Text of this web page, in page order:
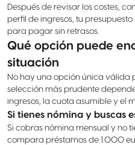
Después de revisar los costes,
perfil de ingresos, tu
para pagar sin retrasos.
Qué opción puede
situación
No hay una opción única válida
selección más prudente
ingresos, la cuota asumible y el
Si tienes nómina y buscas
Si cobras nómina mensual y no
compara préstamos de 1.000